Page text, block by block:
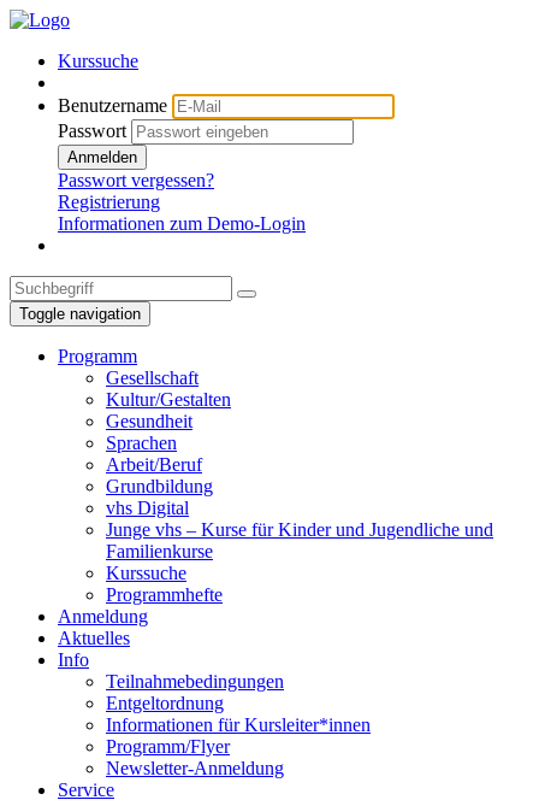
Kurssuche
Benutzername
Passwort
Anmelden
Passwort vergessen?
Registrierung
Informationen zum Demo-Login
Toggle navigation
Programm
Gesellschaft
Kultur/Gestalten
Gesundheit
Sprachen
Arbeit/Beruf
Grundbildung
vhs Digital
Junge vhs – Kurse für Kinder und Jugendliche und
Familienkurse
Kurssuche
Programmhefte
Anmeldung
Aktuelles
Info
Teilnahmebedingungen
Entgeltordnung
Informationen für Kursleiter*innen
Programm/Flyer
Newsletter-Anmeldung
Service